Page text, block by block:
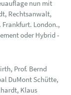
nun mit
Rechtsanwalt,
London.,
oder Hybrid -
Prof. Bernd
DuMont Schütte,
Klaus